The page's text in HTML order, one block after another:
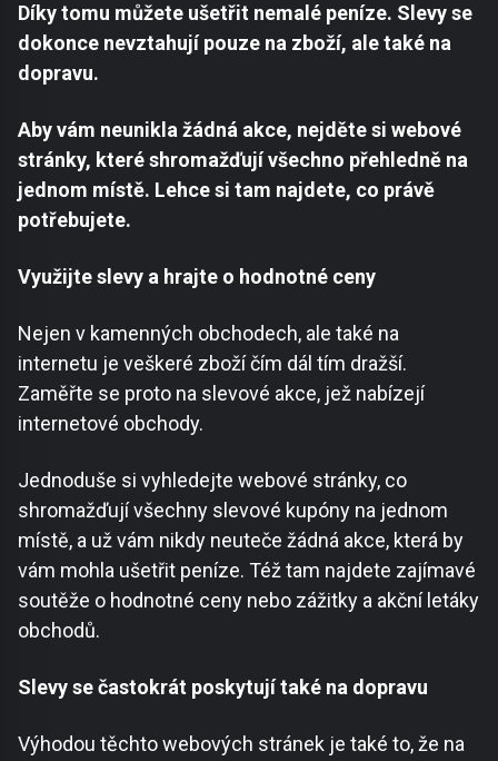
Díky tomu můžete ušetřit nemalé peníze. Slevy se
dokonce nevztahují pouze na zboží, ale také na
dopravu.
Aby vám neunikla žádná akce, nejděte si webové
stránky, které shromažďují všechno přehledně na
jednom místě. Lehce si tam najdete, co právě
potřebujete.
Využijte slevy a hrajte o hodnotné ceny
Nejen v kamenných obchodech, ale také na
internetu je veškeré zboží čím dál tím dražší.
Zaměřte se proto na slevové akce, jež nabízejí
internetové obchody.
Jednoduše si vyhledejte webové stránky, co
shromažďují všechny slevové kupóny na jednom
místě, a už vám nikdy neuteče žádná akce, která by
vám mohla ušetřit peníze. Též tam najdete zajímavé
soutěže o hodnotné ceny nebo zážitky a akční letáky
obchodů.
Slevy se častokrát poskytují také na dopravu
Výhodou těchto webových stránek je také to, že na